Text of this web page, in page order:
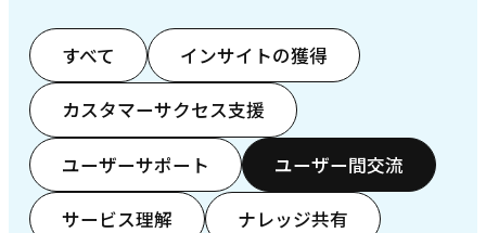
すべて インサイトの獲得
カスタマーサクセス支援
ユーザーサポート ユーザー間交流
サービス理解 ナレッジ共有